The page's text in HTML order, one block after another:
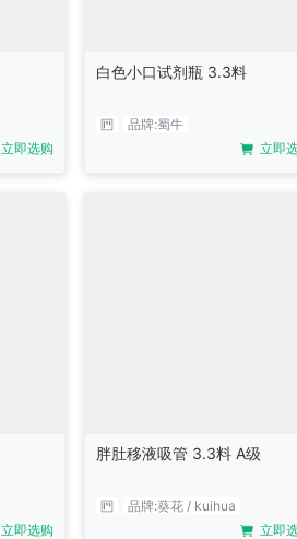
立即选购
白色小口试剂瓶 3.3料
品牌:蜀牛
立即
立即选购
胖肚移液吸管 3.3料 A级
品牌:葵花 / kuihua
立即